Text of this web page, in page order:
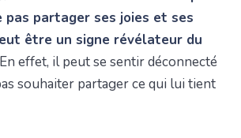
pas partager ses joies et ses
être un signe révélateur du
En effet, il peut se sentir déconnecté
souhaiter partager ce qui lui tient